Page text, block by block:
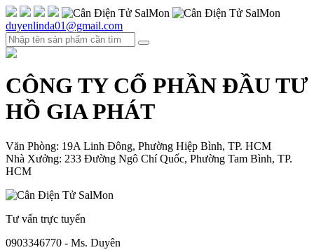
duyenlinda01@gmail.com
CÔNG TY CỔ PHẦN ĐẦU TƯ
HỒ GIA PHÁT
Văn Phòng: 19A Linh Đông, Phường Hiệp Bình, TP. HCM
Nhà Xưởng: 233 Đường Ngô Chí Quốc, Phường Tam Bình, TP.
HCM
Tư vấn trực tuyến
0903346770 - Ms. Duyên